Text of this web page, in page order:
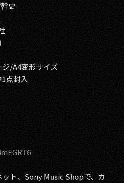
史
ジ/A4変形サイズ
点封入
ト、Sony Music Shopで、カ